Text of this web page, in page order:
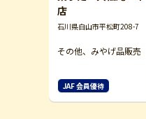
店
石川県白山市平松町208-7
その他、みやげ品販売
JAF 会員優待